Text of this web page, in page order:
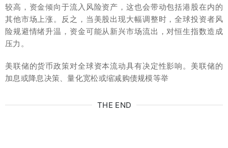
较高，资金倾向于流入风险资产，这也会带动包括港股在内的
其他市场上涨。反之，当美股出现大幅调整时，全球投资者风
险规避情绪升温，资金可能从新兴市场流出，对恒生指数造成
压力。
美联储的货币政策对全球资本流动具有决定性影响。美联储的
加息或降息决策、量化宽松或缩减购债规模等举
THE END